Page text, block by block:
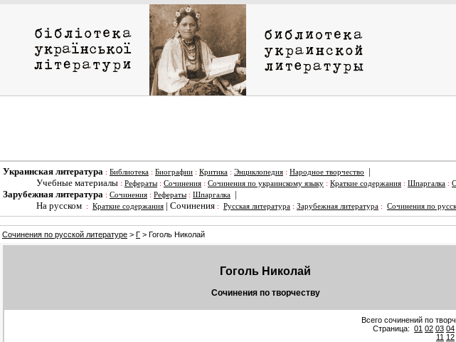
Украинская литература : Библиотека : Биографии : Критика : Энциклопедия : Народное творчество
|
Учебные материалы : Рефераты : Сочинения : Сочинения по украинскому языку : Краткие содержания : Шпаргалка :
Зарубежная литература : Сочинения : Рефераты : Шпаргалка
|
На русском
: Краткие содержания | Сочинения : Русская литература : Зарубежная литература : Сочинения по
Сочинения по русской литературе > Г > Гоголь Николай
Гоголь Николай
Сочинения по творчеству
Всего сочинений по
Страница: 01 02 03 04
11 12